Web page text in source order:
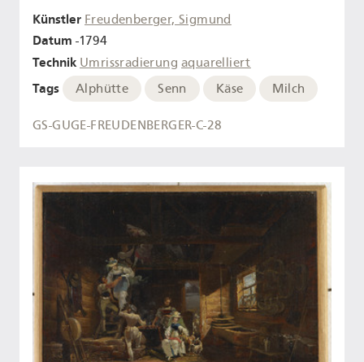
Künstler Freudenberger, Sigmund
Datum -1794
Technik Umrissradierung aquarelliert
Tags Alphütte Senn Käse Milch
GS-GUGE-FREUDENBERGER-C-28